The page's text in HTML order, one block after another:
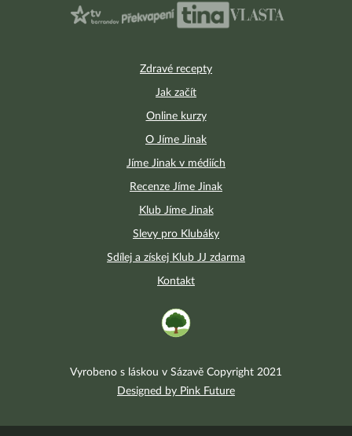
Zdravé recepty
Jak začít
Online kurzy
O Jíme Jinak
Jíme Jinak v médiích
Recenze Jíme Jinak
Klub Jíme Jinak
Slevy pro Klubáky
Sdílej a získej Klub JJ zdarma
Kontakt
Vyrobeno s láskou v Sázavě Copyright 2021
Designed by Pink Future